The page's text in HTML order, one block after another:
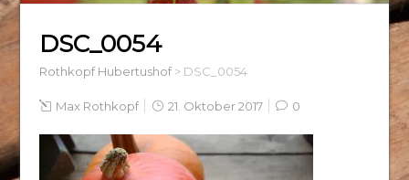
DSC_0054
Rothkopf Hubertushof> DSC_0054
Max Rothkopf 21. Oktober 2017 0